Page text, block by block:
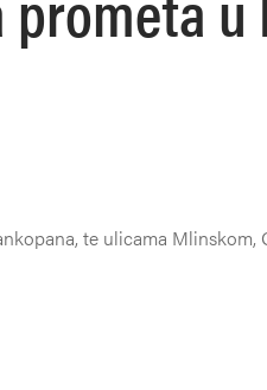
te ulicama Mlinskom,